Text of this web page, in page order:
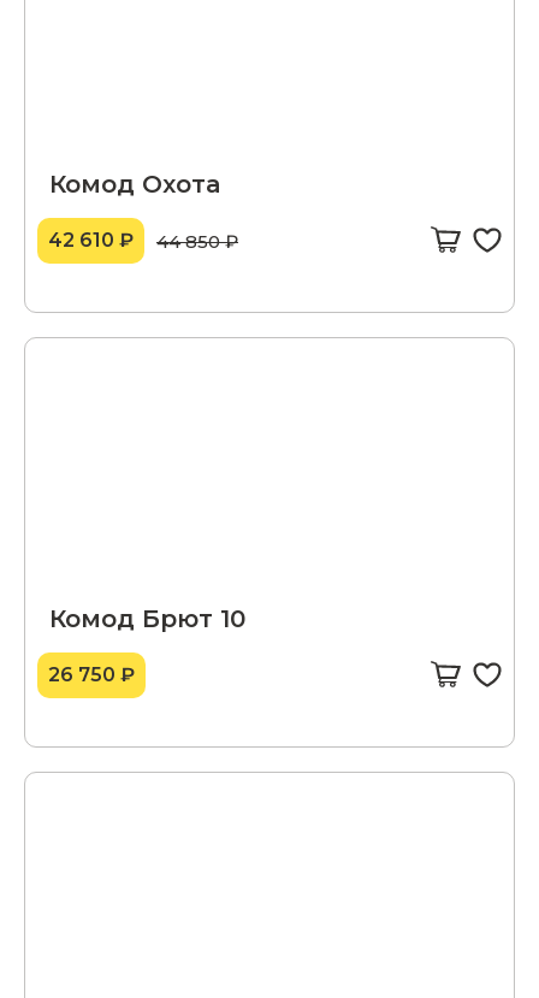
Комод Охота
42 610 ₽ 44 850 ₽
Комод Брют 10
26 750 ₽